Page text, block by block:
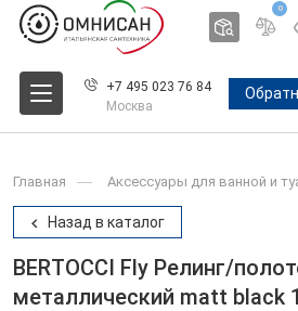
0
+7 495 023 76 84
Москва
Главная Аксессуары для ванной и
Назад в каталог
BERTOCCI Fly Релинг/
металлический matt black